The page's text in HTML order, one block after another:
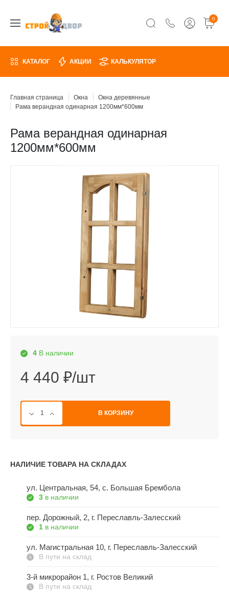
0
КАТАЛОГ АКЦИИ КАЛЬКУЛЯТОР
Главная страница Окна
Окна деревянные
Рама верандная одинарная 1200мм*600мм
Рама верандная одинарная
1200мм*600мм
4 В наличии
4 440 ₽/шт
В КОРЗИНУ
НАЛИЧИЕ ТОВАРА НА СКЛАДАХ
ул. Центральная, 54, c. Большая Брембола
3 в наличии
пер. Дорожный, 2, г. Переславль-Залесский
1 в наличии
ул. Магистральная 10, г. Переславль-Залесский
В пути на склад
3-й микрорайон 1, г. Ростов Великий
В пути на склад